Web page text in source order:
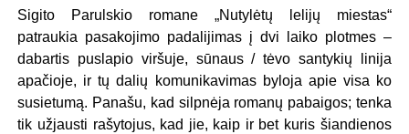
Sigito Parulskio romane „Nutylėtų lelijų miestas“
patraukia pasakojimo padalijimas į dvi laiko plotmes –
dabartis puslapio viršuje, sūnaus / tėvo santykių linija
apačioje, ir tų dalių komunikavimas byloja apie visa ko
susietumą. Panašu, kad silpnėja romanų pabaigos; tenka
tik užjausti rašytojus, kad jie, kaip ir bet kuris šiandienos